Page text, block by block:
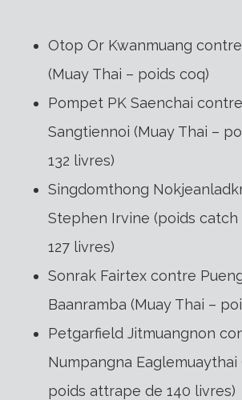
Otop Or Kwanmuang
(Muay Thai – poids coq)
Pompet PK Saenchai
Sangtiennoi (Muay Thai –
132 livres)
Singdomthong
Stephen Irvine (poids catch
127 livres)
Sonrak Fairtex contre
Baanramba (Muay Thai –
Petgarfield Jitmuangnon
Numpangna Eaglemuaythai
poids attrape de 140 livres)